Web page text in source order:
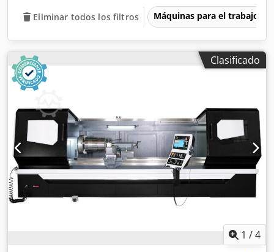
Eliminar todos los filtros Máquinas para el trabajo
Clasificado
1 /4